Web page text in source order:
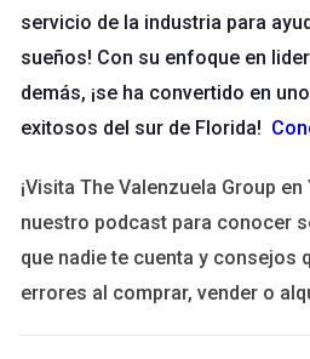
apasionaba y sentía que su carrera
entonces cuando decidió buscar la
campo. A través de sesiones
brindó consejos sobre cómo
personal. El apoyo emocional fue
superar sus miedos y a establecer
seis meses de trabajo conjunto,
significativa en su trabajo actual y
servicio de la industria para
sueños! Con su enfoque en
demás, ¡se ha convertido en
exitosos del sur de Florida!
¡Visita The Valenzuela Group
nuestro podcast para conocer
que nadie te cuenta y consejos
errores al comprar, vender o